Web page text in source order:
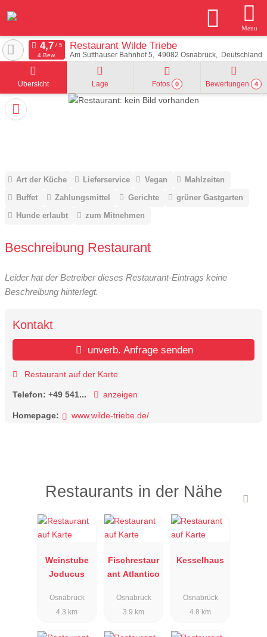
Menu
Restaurant Wilde Triebe
Am Sutthauser Bahnhof 5 49082 Osnabrück Deutschland
4 Bew.
Übersicht Lage Fotos 0 Bewertungen 4
Art der Küche Lieferservice Vegan
Mahlzeiten
Buffet
Zahlungsmittel Gerichte
grüner Gastgarten
Hunde erlaubt
zum Mitnehmen
Beschreibung Restaurant
Leider hat der Betreiber dieses Restaurant-Eintrags keine
Beschreibung hinterlegt.
Kontakt
unverb. Anfrage senden
Restaurant auf der Karte
Telefon: +49 541... anzeigen
Homepage: www.wilde-triebe.de/
Restaurants in der Nähe
Weinstube
Joducus
Osnabrück
4.3 km
Fischrestaur
ant Atlantico
Osnabrück
3.9 km
Kesselhaus
Osnabrück
4.8 km